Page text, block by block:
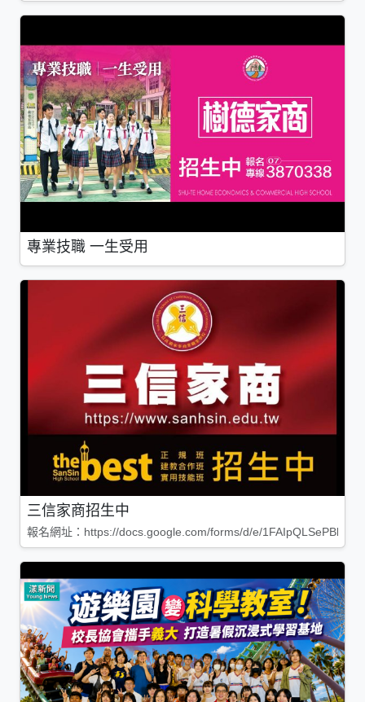
專業技職 一生受用
三信家商招生中
報名網址：https://docs.google.com/forms/d/e/